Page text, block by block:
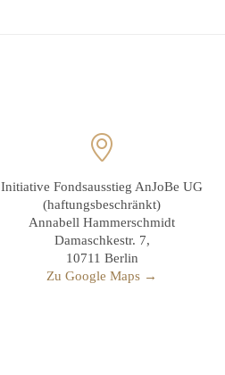

Initiative Fondsausstieg AnJoBe UG
(haftungsbeschränkt)
Annabell Hammerschmidt
Damaschkestr. 7,
10711 Berlin
Zu Google Maps →